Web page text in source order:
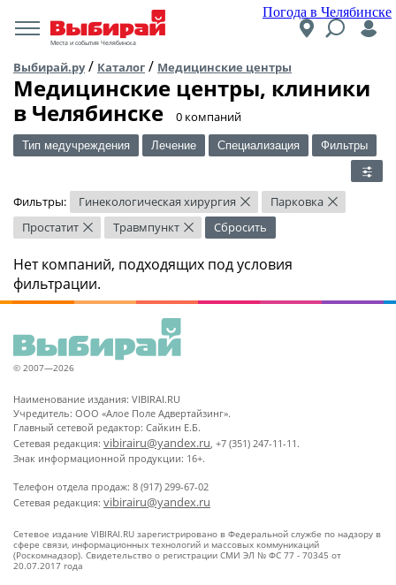
Погода в Челябинске
Места и события Челябинска
Выбирай.ру/ Каталог / Медицинские центры
Медицинские центры, клиники
в Челябинске
​0 компаний
Тип медучреждения Лечение Специализация Фильтры
Фильтры: Гинекологическая хирургия × Парковка ×
Простатит × Травмпункт × Сбросить
Нет компаний, подходящих под условия
фильтрации.
© 2007—2026
Наименование издания: VIBIRAI.RU
Учредитель: ООО «Алое Поле Адвертайзинг».
Главный сетевой редактор: Сайкин Е.Б.
Сетевая редакция: vibirairu@yandex.ru, +7 (351) 247-11-11.
Знак информационной продукции: 16+.
Телефон отдела продаж: 8 (917) 299-67-02
Сетевая редакция: vibirairu@yandex.ru
Сетевое издание VIBIRAI.RU зарегистрировано в Федеральной службе по надзору в
сфере связи, информационных технологий и массовых коммуникаций
(Роскомнадзор). Свидетельство о регистрации СМИ ЭЛ № ФС 77 - 70345 от
20.07.2017 года